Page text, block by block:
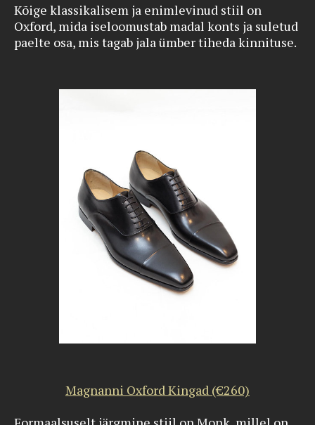
Kõige klassikalisem ja enimlevinud stiil on
Oxford, mida iseloomustab madal konts ja suletud
paelte osa, mis tagab jala ümber tiheda kinnituse.
Magnanni Oxford Kingad (€260)